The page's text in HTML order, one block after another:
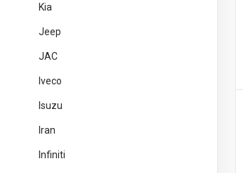
Kia
Jeep
JAC
Iveco
Isuzu
Iran
Infiniti